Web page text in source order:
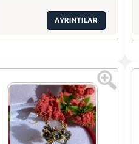
AYRINTILAR